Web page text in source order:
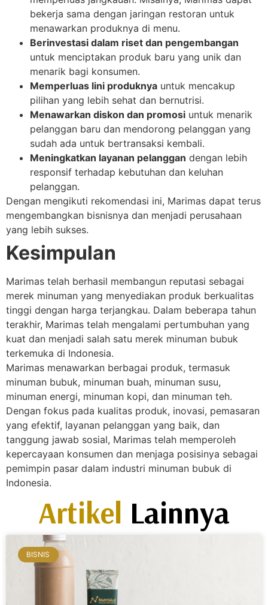
bekerja sama dengan jaringan restoran untuk
menawarkan produknya di menu.
Berinvestasi dalam riset dan pengembangan
untuk menciptakan produk baru yang unik dan
menarik bagi konsumen.
Memperluas lini produknya untuk mencakup
pilihan yang lebih sehat dan bernutrisi.
Menawarkan diskon dan promosi untuk menarik
pelanggan baru dan mendorong pelanggan yang
sudah ada untuk bertransaksi kembali.
Meningkatkan layanan pelanggan dengan lebih
responsif terhadap kebutuhan dan keluhan
pelanggan.
Dengan mengikuti rekomendasi ini, Marimas dapat terus
mengembangkan bisnisnya dan menjadi perusahaan
yang lebih sukses.
Kesimpulan
Marimas telah berhasil membangun reputasi sebagai
merek minuman yang menyediakan produk berkualitas
tinggi dengan harga terjangkau. Dalam beberapa tahun
terakhir, Marimas telah mengalami pertumbuhan yang
kuat dan menjadi salah satu merek minuman bubuk
terkemuka di Indonesia.
Marimas menawarkan berbagai produk, termasuk
minuman bubuk, minuman buah, minuman susu,
minuman energi, minuman kopi, dan minuman teh.
Dengan fokus pada kualitas produk, inovasi, pemasaran
yang efektif, layanan pelanggan yang baik, dan
tanggung jawab sosial, Marimas telah memperoleh
kepercayaan konsumen dan menjaga posisinya sebagai
pemimpin pasar dalam industri minuman bubuk di
Indonesia.
Artikel Lainnya
BISNIS